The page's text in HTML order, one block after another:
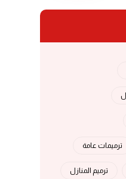
ترميمات عامة
ترميم المنازل